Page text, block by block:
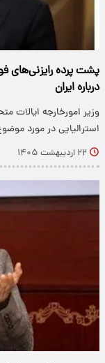
پشت پرده رایزنی‌های
درباره ایران
وزیر امورخارجه ایالات
استرالیایی در مورد
۲۲ اردیبهشت ۱۴۰۵